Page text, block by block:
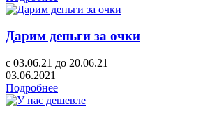
Дарим деньги за очки
с 03.06.21 до 20.06.21
03.06.2021
Подробнее